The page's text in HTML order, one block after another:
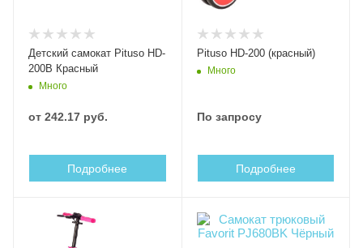
Детский самокат Pituso HD-
200B Красный
Много
от 242.17 руб.
Подробнее
Pituso HD-200 (красный)
Много
По запросу
Подробнее